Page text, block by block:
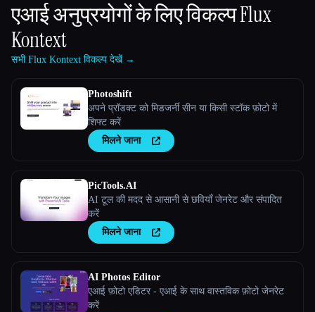
एआई अनुप्रयोगों के लिए विकल्पFlux
Kontext
सभी Flux Kontext विकल्प देखें →
Photoshift
अपने प्रॉडक्ट को मिडजर्नी सीन या किसी स्टॉक फ़ोटो में
शिफ्ट करें
मिलने जाना
PicTools.AI
AI टूल की मदद से आसानी से छवियाँ जेनरेट और संपादित
करें
मिलने जाना
AI Photos Editor
एआई फ़ोटो एडिटर - एआई के साथ वास्तविक फ़ोटो जेनरेट
करें